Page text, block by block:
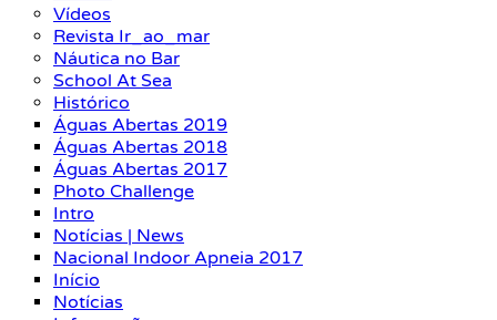
Vídeos
Revista Ir_ao_mar
Náutica no Bar
School At Sea
Histórico
Águas Abertas 2019
Águas Abertas 2018
Águas Abertas 2017
Photo Challenge
Intro
Notícias | News
Nacional Indoor Apneia 2017
Início
Notícias